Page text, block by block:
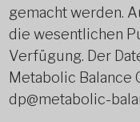
gemacht werden.
die wesentlichen
Verfügung. Der
Metabolic Balance
dp@metabolic-